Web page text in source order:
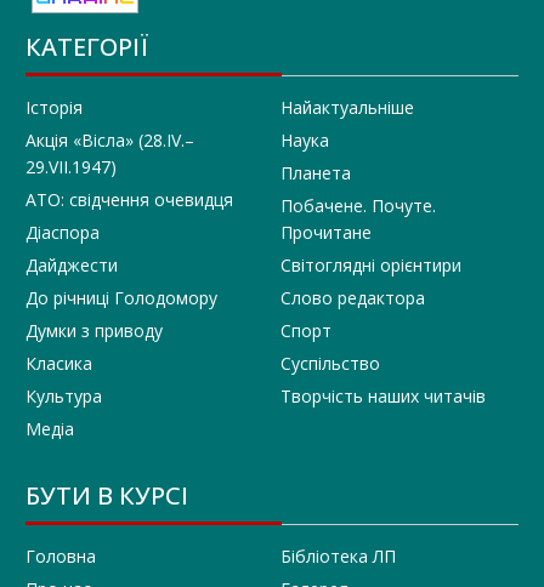
КАТЕГОРІЇ
Історія
Акція «Вісла» (28.IV.–
29.VII.1947)
АТО: свідчення очевидця
Діаспора
Дайджести
До річниці Голодомору
Думки з приводу
Класика
Культура
Медіа
Найактуальніше
Наука
Планета
Побачене. Почуте.
Прочитане
Світоглядні орієнтири
Слово редактора
Спорт
Суспільство
Творчість наших читачів
БУТИ В КУРСІ
Головна
Бібліотека ЛП